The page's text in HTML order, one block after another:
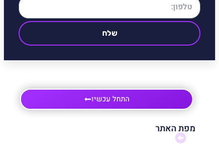
שלח
התחל עכשיו
מפת האתר